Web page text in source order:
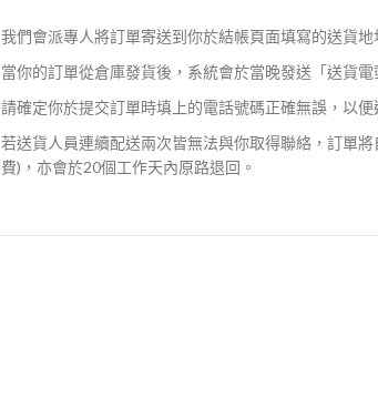
我們會派專人將訂單寄送到你於結帳頁面填寫的送貨地
當你的訂單從倉庫發貨後，系統會於當晚發送「送貨電
請確定你於提交訂單時填上的電話號碼正確無誤，以便
若送貨人員連續配送兩次皆無法與你取得聯絡，訂單
費)，亦會於20個工作天內原路退回。